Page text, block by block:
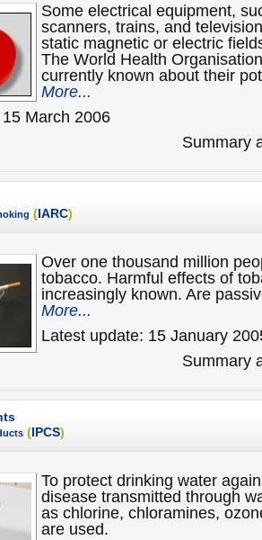
Some electrical equipment,
scanners, trains, and
static magnetic or electric
The World Health
currently known about their
More...
March 2006
Summary
(IARC)
Over one thousand million
tobacco. Harmful effects of
increasingly known. Are
More...
Latest update: 15 January
Summary
(IPCS)
To protect drinking water
disease transmitted through
as chlorine, chloramines,
are used.